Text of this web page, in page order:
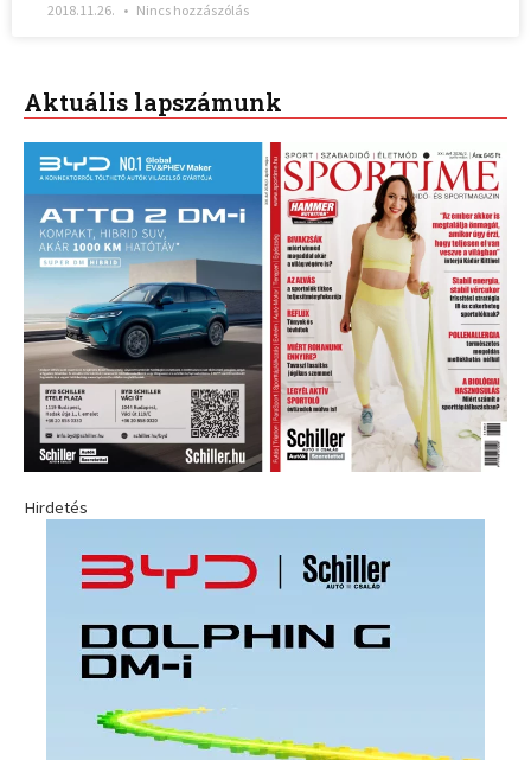
2018.11.26. Nincs hozzászólás
Aktuális lapszámunk
Hirdetés